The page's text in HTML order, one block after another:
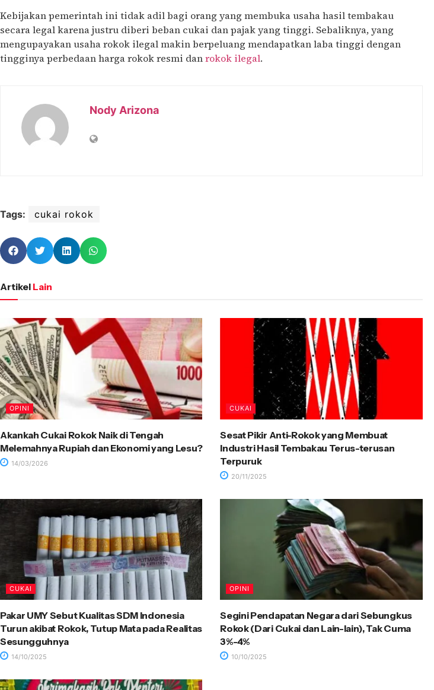
Kebijakan pemerintah ini tidak adil bagi orang yang membuka usaha hasil tembakau
secara legal karena justru diberi beban cukai dan pajak yang tinggi. Sebaliknya, yang
mengupayakan usaha rokok ilegal makin berpeluang mendapatkan laba tinggi dengan
tingginya perbedaan harga rokok resmi danrokok ilegal.
Nody Arizona
Tags: cukai rokok
Artikel Lain
OPINI
Akankah Cukai Rokok Naik di Tengah
Melemahnya Rupiah dan Ekonomi yang Lesu?
14/03/2026
CUKAI
Sesat Pikir Anti-Rokok yang Membuat
Industri Hasil Tembakau Terus-terusan
Terpuruk
20/11/2025
CUKAI
Pakar UMY Sebut Kualitas SDM Indonesia
Turun akibat Rokok, Tutup Mata pada Realitas
Sesungguhnya
14/10/2025
OPINI
Segini Pendapatan Negara dari Sebungkus
Rokok (Dari Cukai dan Lain-lain), Tak Cuma
3%-4%
10/10/2025